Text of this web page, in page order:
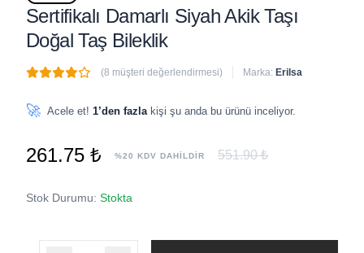
Sertifikalı Damarlı Siyah Akik Taşı
Doğal Taş Bileklik
(8 müşteri değerlendirmesi) Marka: Erilsa
🚀 Acele et! 1’den fazla kişi şu anda bu ürünü inceliyor.
261.75 ₺ %20 KDV DAHİLDİR 551.90 ₺
Stok Durumu: Stokta